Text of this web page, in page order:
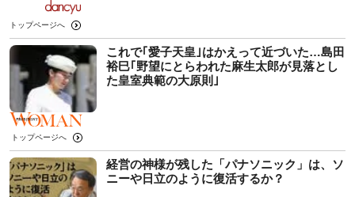
トップページへ
これで｢愛子天皇｣はかえって近づいた…島田
裕巳｢野望にとらわれた麻生太郎が見落とし
た皇室典範の大原則｣
トップページへ
経営の神様が残した「パナソニック」は、ソ
ニーや日立のように復活するか？